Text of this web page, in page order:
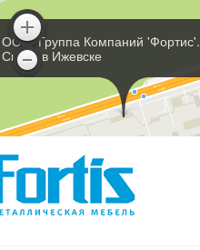
ООО 'Группа Компаний 'Фортис'.
Склад в Ижевске